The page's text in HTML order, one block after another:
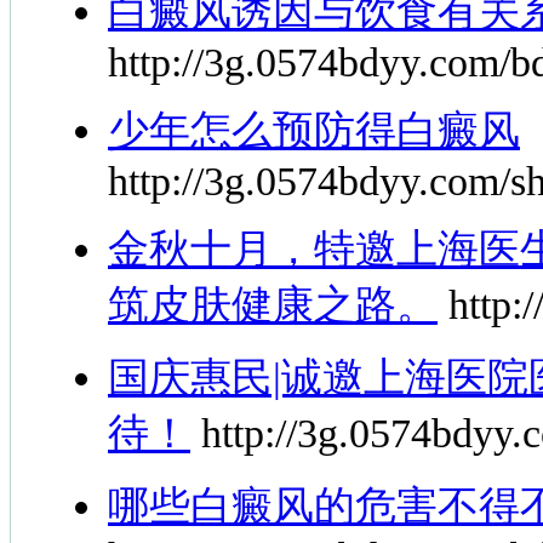
白癜风诱因与饮食有关
http://3g.0574bdyy.com/
少年怎么预防得白癜风
http://3g.0574bdyy.com/
金秋十月，特邀上海医
筑皮肤健康之路。
国庆惠民|诚邀上海医
待！
http://
哪些白癜风的危害不得